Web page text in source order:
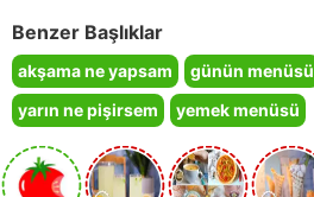
Benzer Başlıklar
akşama ne yapsam günün menüsü
yarın ne pişirsem
yemek menüsü